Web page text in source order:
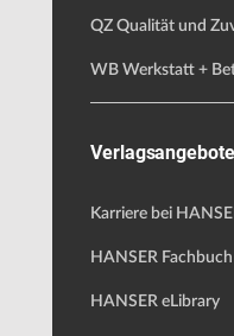
QZ Qualität und
WB Werkstatt +
Verlagsangebote
Karriere bei
HANSER Fachbuch
HANSER eLibrary